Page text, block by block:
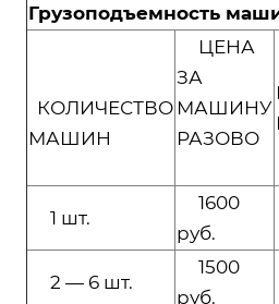
Грузоподъемность
КОЛИЧЕСТВО
МАШИН
ЦЕНА
ЗА
МАШИНУ
РАЗОВО
1 шт.
1600
руб.
2 — 6 шт.
1500
руб.